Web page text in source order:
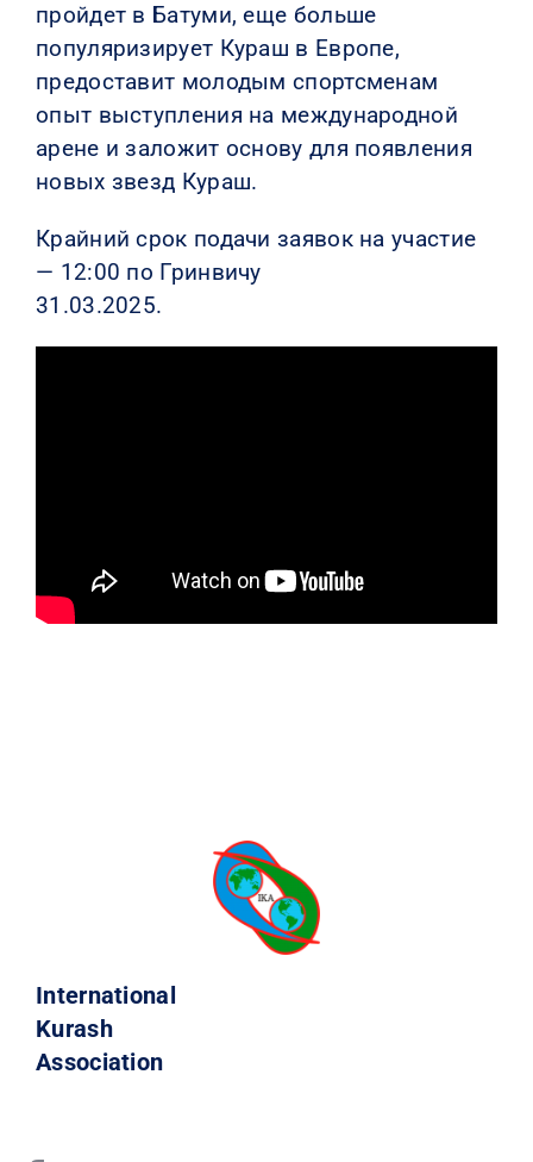
пройдет в Батуми, еще больше
популяризирует Кураш в Европе,
предоставит молодым спортсменам
опыт выступления на международной
арене и заложит основу для появления
новых звезд Кураш.
Крайний срок подачи заявок на участие
— 12:00 по Гринвичу
31.03.2025.
International
Kurash
Association